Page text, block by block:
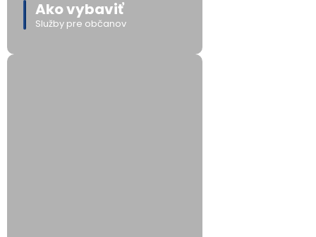
Ako vybaviť
Služby pre občanov